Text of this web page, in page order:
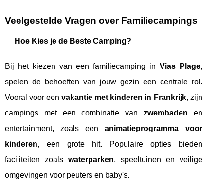
Veelgestelde Vragen over Familiecampings
Hoe Kies je de Beste Camping?
Bij het kiezen van een familiecamping in Vias Plage,
spelen de behoeften van jouw gezin een centrale rol.
Vooral voor eenvakantie met kinderen in Frankrijk, zijn
campings met een combinatie van zwembaden en
entertainment, zoals eenanimatieprogramma voor
kinderen, een grote hit. Populaire opties bieden
faciliteiten zoals waterparken, speeltuinen en veilige
omgevingen voor peuters en baby's.